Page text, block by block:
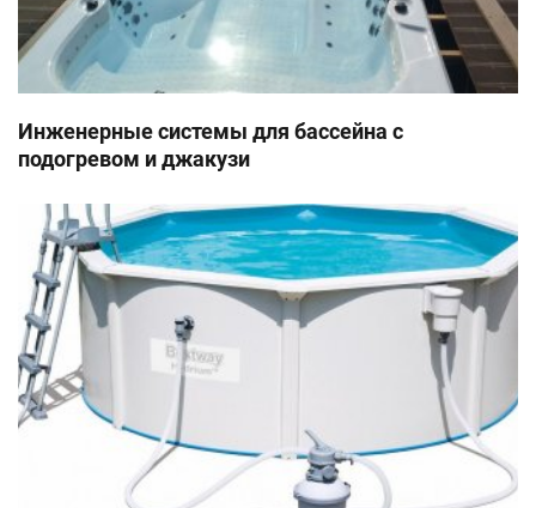
Инженерные системы для бассейна с
подогревом и джакузи